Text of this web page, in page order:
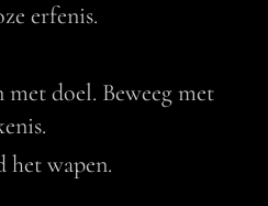
erfenis.
met doel. Beweeg met
het wapen.